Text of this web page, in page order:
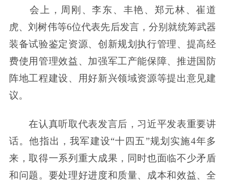
会上，周刚、李东、丰艳、郑元林、崔道
虎、刘树伟等6位代表先后发言，分别就统筹武器
装备试验鉴定资源、创新规划执行管理、提高经
费使用管理效益、加强军工产能保障、推进国防
阵地工程建设、用好新兴领域资源等提出意见建
议。
在认真听取代表发言后，习近平发表重要讲
话。他指出，我军建设“十四五”规划实施4年多
来，取得一系列重大成果，同时也面临不少矛盾
和问题。要处理好进度和质量、成本和效益、全